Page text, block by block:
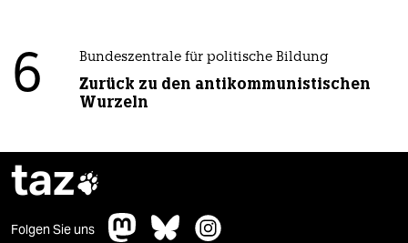
6 Bundeszentrale für politische Bildung
Zurück zu den antikommunistischen
Wurzeln
taz
Folgen Sie uns